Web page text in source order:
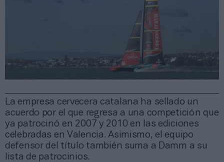
La empresa cervecera catalana ha sellado un
acuerdo por el que regresa a una competición que
ya patrocinó en 2007 y 2010 en las ediciones
celebradas en Valencia. Asimismo, el equipo
defensor del título también suma a Damm a su
lista de patrocinios.